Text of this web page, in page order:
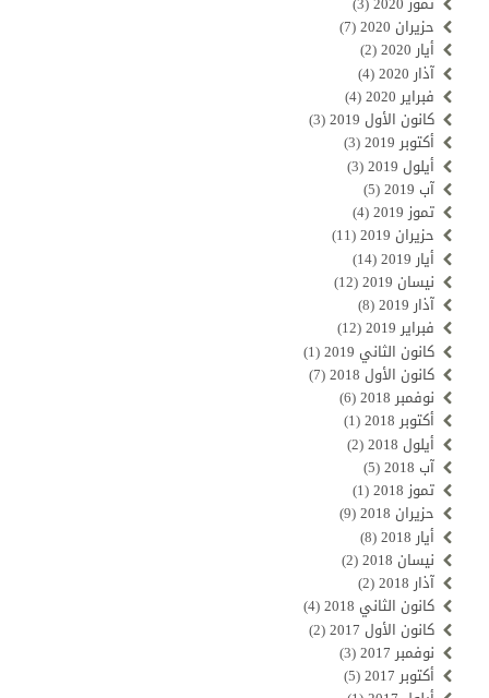
حزيران 2020
(7)
أيار 2020
(2)
آذار 2020
(4)
فبراير 2020
(4)
كانون الأول 2019
(3)
أكتوبر 2019
(3)
أيلول 2019
(3)
آب 2019
(5)
تموز 2019
(4)
حزيران 2019
(11)
أيار 2019
(14)
نيسان 2019
(12)
آذار 2019
(8)
فبراير 2019
(12)
كانون الثاني 2019
(1)
كانون الأول 2018
(7)
نوفمبر 2018
(6)
أكتوبر 2018
(1)
أيلول 2018
(2)
آب 2018
(5)
تموز 2018
(1)
حزيران 2018
(9)
أيار 2018
(8)
نيسان 2018
(2)
آذار 2018
(2)
كانون الثاني 2018
(4)
كانون الأول 2017
(2)
نوفمبر 2017
(3)
أكتوبر 2017
(5)